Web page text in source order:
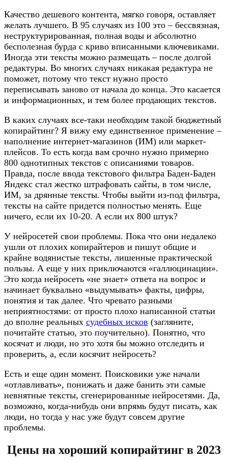
Качество дешевого контента, мягко говоря, оставляет
желать лучшего. В 95 случаях из 100 это – бессвязная,
неструктурированная, полная воды и абсолютно
бесполезная бурда с криво вписанными ключевиками.
Иногда эти тексты можно размещать – после долгой
редактуры. Во многих случаях никакая редактура не
поможет, потому что текст нужно просто
переписывать заново от начала до конца. Это касается
и информационных, и тем более продающих текстов.
В каких случаях все-таки необходим такой бюджетный
копирайтинг? Я вижу ему единственное применение –
наполнение интернет-магазинов (ИМ) или маркет-
плейсов. То есть когда вам срочно нужно примерно
800 однотипных текстов с описаниями товаров.
Правда, после ввода текстового фильтра Баден-Баден
Яндекс стал жестко штрафовать сайты, в том числе,
ИМ, за дрянные тексты. Чтобы выйти из-под фильтра,
тексты на сайте придется полностью менять. Еще
ничего, если их 10-20. А если их 800 штук?
У нейросетей свои проблемы. Пока что они недалеко
ушли от плохих копирайтеров и пишут общие и
крайне водянистые тексты, лишенные практической
пользы. А еще у них приключаются «галлюцинации».
Это когда нейросеть «не знает» ответа на вопрос и
начинает буквально «выдумывать» факты, цифры,
понятия и так далее. Что чревато разными
неприятностями: от просто плохо написанной статьи
до вполне реальных судебных исков (загляните,
почитайте статью, это поучительно). Понятно, что
косячат и люди, но это хотя бы можно отследить и
проверить, а, если косячит нейросеть?
Есть и еще один момент. Поисковики уже начали
«отлавливать», понижать и даже банить эти самые
невнятные тексты, сгенерированные нейросетями. Да,
возможно, когда-нибудь они впрямь будут писать, как
люди, но тогда у нас уже будут совсем другие
проблемы.
Цены на хороший копирайтинг в 2023